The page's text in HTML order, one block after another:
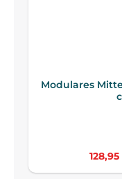
Modulares